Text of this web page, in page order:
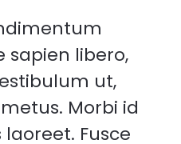
sapien libero,
ut,
Morbi id
Fusce